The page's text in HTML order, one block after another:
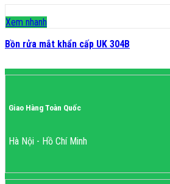
Xem nhanh
Bồn rửa mắt khẩn cấp UK 304B
Giao Hàng Toàn Quốc
Hà Nội - Hồ Chí Minh